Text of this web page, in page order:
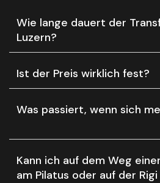
Wie lange dauert der
Luzern?
Ist der Preis wirklich fest?
Was passiert, wenn sich
Kann ich auf dem Weg
am Pilatus oder auf der